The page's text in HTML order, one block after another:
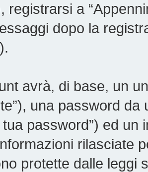
registrarsi a
dopo la
avrà, di base, un
una password
tua password”) ed
rilasciate
protette dalle leggi